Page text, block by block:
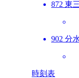
872 東
902 分
時刻表